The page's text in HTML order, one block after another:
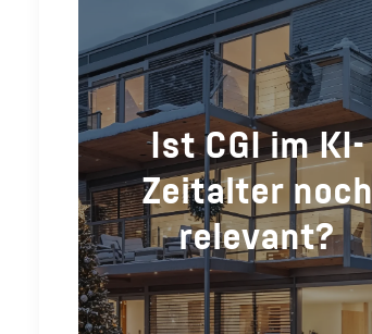
Ist CGI im KI-
Zeitalter noch
relevant?